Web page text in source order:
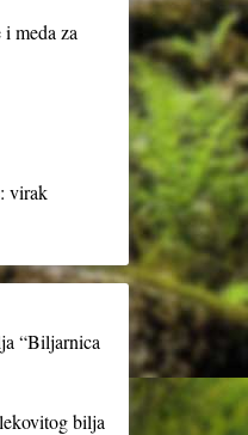
meda za
virak
“Biljarnica
bilja